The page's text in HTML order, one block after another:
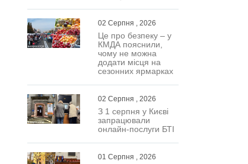
02 Серпня , 2026
Це про безпеку – у
КМДА пояснили,
чому не можна
додати місця на
сезонних ярмарках
02 Серпня , 2026
З 1 серпня у Києві
запрацювали
онлайн-послуги БТІ
01 Серпня , 2026